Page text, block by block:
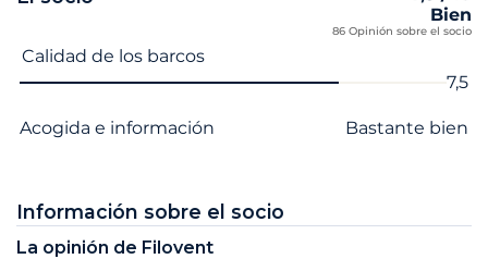
Bien
86 Opinión sobre el socio
Nombre del criterio
Calidad de los barcos
7,5
Acogida e información Bastante bien
Información sobre el socio
La opinión de Filovent